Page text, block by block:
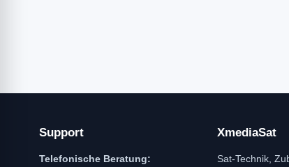
Support
Telefonische Beratung:
XmediaSat
Sat-Technik,